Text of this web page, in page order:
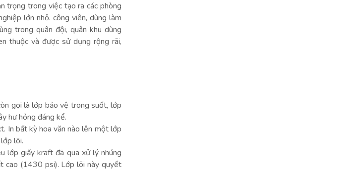
trọng trong việc tạo ra các phòng
lớn nhỏ. công viên, dùng làm
trong quân đội, quân khu dùng
thuộc và được sử dụng rộng rãi,
gọi là lớp bảo vệ trong suốt, lớp
hư hỏng đáng kể.
In bất kỳ hoa văn nào lên một lớp
lõi.
lớp giấy kraft đã qua xử lý nhúng
cao (1430 psi). Lớp lõi này quyết